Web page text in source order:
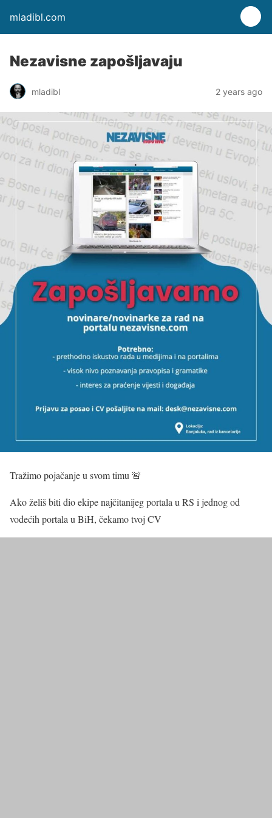
mladibl.com
Nezavisne zapošljavaju
mladibl 2 years ago
Tražimo pojačanje u svom timu 🚨
Ako želiš biti dio ekipe najčitanijeg portala u RS i jednog od
vodećih portala u BiH, čekamo tvoj CV